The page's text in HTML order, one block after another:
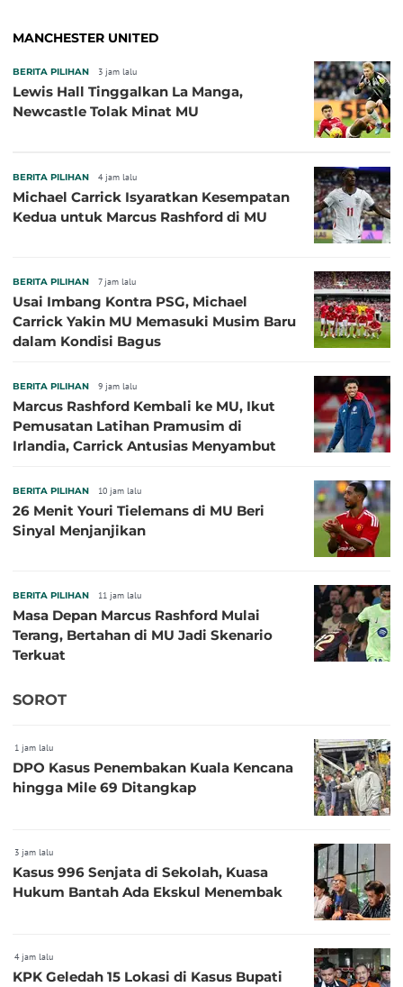
MANCHESTER UNITED
BERITA PILIHAN 3 jam lalu
Lewis Hall Tinggalkan La Manga,
Newcastle Tolak Minat MU
BERITA PILIHAN 4 jam lalu
Michael Carrick Isyaratkan Kesempatan
Kedua untuk Marcus Rashford di MU
BERITA PILIHAN 7 jam lalu
Usai Imbang Kontra PSG, Michael
Carrick Yakin MU Memasuki Musim Baru
dalam Kondisi Bagus
BERITA PILIHAN 9 jam lalu
Marcus Rashford Kembali ke MU, Ikut
Pemusatan Latihan Pramusim di
Irlandia, Carrick Antusias Menyambut
BERITA PILIHAN 10 jam lalu
26 Menit Youri Tielemans di MU Beri
Sinyal Menjanjikan
BERITA PILIHAN 11 jam lalu
Masa Depan Marcus Rashford Mulai
Terang, Bertahan di MU Jadi Skenario
Terkuat
SOROT
1 jam lalu
DPO Kasus Penembakan Kuala Kencana
hingga Mile 69 Ditangkap
3 jam lalu
Kasus 996 Senjata di Sekolah, Kuasa
Hukum Bantah Ada Ekskul Menembak
4 jam lalu
KPK Geledah 15 Lokasi di Kasus Bupati